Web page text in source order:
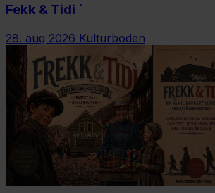
Fekk & Tidi ´
28. aug 2026 Kulturboden